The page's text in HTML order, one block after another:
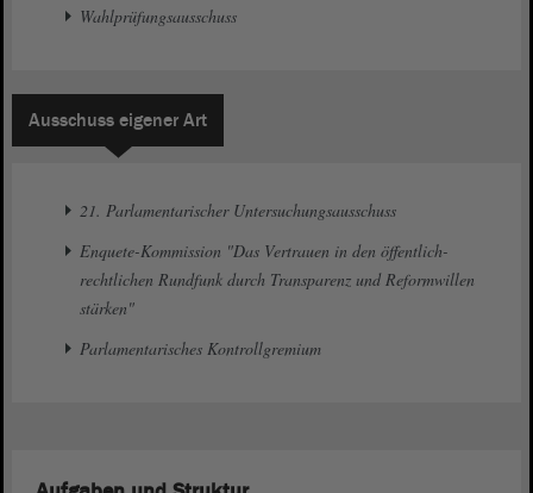
Wahlprüfungsausschuss
Ausschuss eigener Art
21. Parlamentarischer Untersuchungsausschuss
Enquete-Kommission "Das Vertrauen in den öffentlich-
rechtlichen Rundfunk durch Transparenz und Reformwillen
stärken"
Parlamentarisches Kontrollgremium